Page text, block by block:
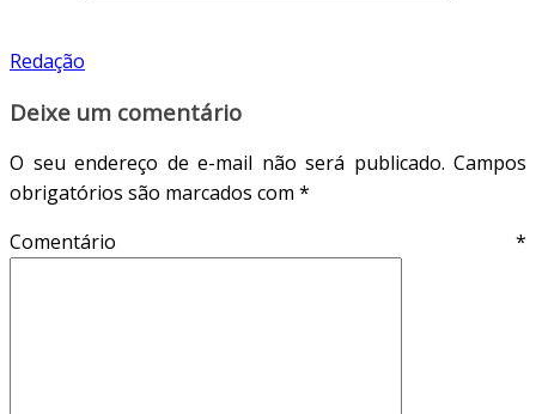
Redação
Deixe um comentário
O seu endereço de e-mail não será publicado. Campos
obrigatórios são marcados com *
Comentário *